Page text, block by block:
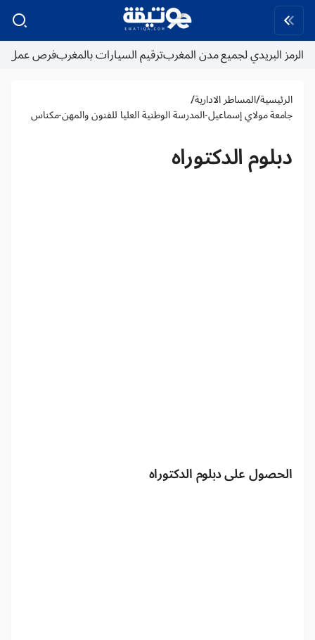
الرمز البريدي لجميع مدن المغربترقيم السيارات بالمغربفرص عمل
الرئيسية/المساطر الادارية/
جامعة مولاي إسماعيل-المدرسة الوطنية العليا للفنون والمهن-مكناس
دبلوم الدكتوراه
الحصول على دبلوم الدكتوراه